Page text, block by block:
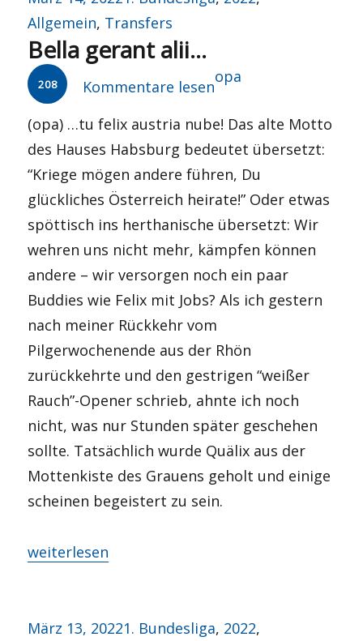
am
Allgemein, Transfers
Bella gerant alii…
208 Kommentare lesen
Autor
opa
(opa) …tu felix austria nube! Das alte Motto
des Hauses Habsburg bedeutet übersetzt:
“Kriege mögen andere führen, Du
glückliches Österreich heirate!” Oder etwas
spöttisch ins herthanische übersetzt: Wir
wehren uns nicht mehr, kämpfen können
andere – wir versorgen noch ein paar
Buddies wie Felix mit Jobs? Als ich gestern
nach meiner Rückkehr vom
Pilgerwochenende aus der Rhön
zurückkehrte und den gestrigen “weißer
Rauch”-Opener schrieb, ahnte ich noch
nicht, was nur Stunden später geschehen
sollte. Tatsächlich wurde Quälix aus der
Mottenkiste des Grauens geholt und einige
scheinen begeistert zu sein.
„Bella gerant alii…“
weiterlesen
Veröffentlicht
März 13, 2022Kategorien
1. Bundesliga, 2022,